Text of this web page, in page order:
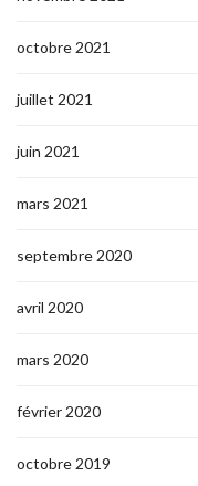
octobre 2021
juillet 2021
juin 2021
mars 2021
septembre 2020
avril 2020
mars 2020
février 2020
octobre 2019